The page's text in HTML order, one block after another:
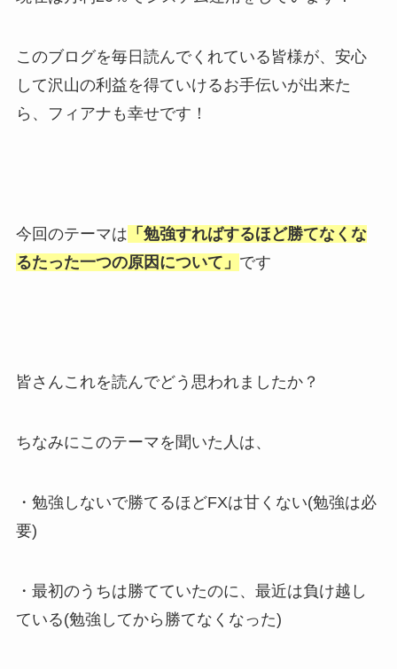
このブログを毎日読んでくれている皆様が、安心
して沢山の利益を得ていけるお手伝いが出来た
ら、フィアナも幸せです！
今回のテーマは 「勉強すればするほど勝てなくな
るたった一つの原因について」 です
皆さんこれを読んでどう思われましたか？
ちなみにこのテーマを聞いた人は、
・勉強しないで勝てるほどFXは甘くない(勉強は必
要)
・最初のうちは勝てていたのに、最近は負け越し
ている(勉強してから勝てなくなった)